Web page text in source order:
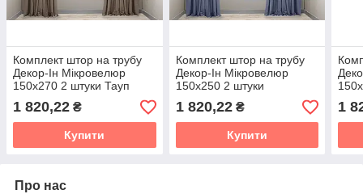
Комплект штор на трубу
Декор-Ін Мікровелюр
150x270 2 штуки Тауп
1 820,22 ₴
Купити
Комплект штор на трубу
Декор-Ін Мікровелюр
150x250 2 штуки
Блакитно-сині
1 820,22₴
Купити
1
Про нас